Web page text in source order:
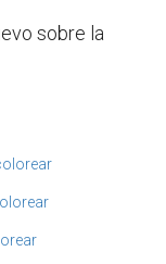
sobre la